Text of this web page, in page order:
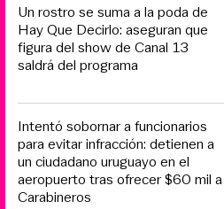
Un rostro se suma a la poda de
Hay Que Decirlo: aseguran que
figura del show de Canal 13
saldrá del programa
Intentó sobornar a funcionarios
para evitar infracción: detienen a
un ciudadano uruguayo en el
aeropuerto tras ofrecer $60 mil a
Carabineros